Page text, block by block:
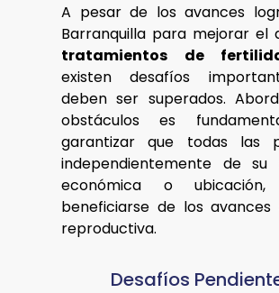
A pesar de los avances
Barranquilla para mejorar el
tratamientos de
existen desafíos
deben ser superados.
obstáculos es
garantizar que todas las
independientemente de su
económica o ubicación,
beneficiarse de los avances
reproductiva.
Desafíos